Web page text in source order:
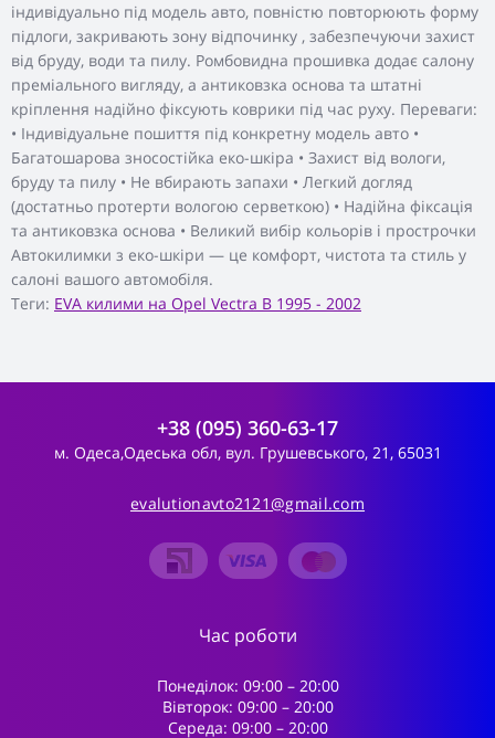
індивідуально під модель авто, повністю повторюють форму
підлоги, закривають зону відпочинку , забезпечуючи захист
від бруду, води та пилу. Ромбовидна прошивка додає салону
преміального вигляду, а антиковзка основа та штатні
кріплення надійно фіксують коврики під час руху. Переваги:
• Індивідуальне пошиття під конкретну модель авто •
Багатошарова зносостійка еко-шкіра • Захист від вологи,
бруду та пилу • Не вбирають запахи • Легкий догляд
(достатньо протерти вологою серветкою) • Надійна фіксація
та антиковзка основа • Великий вибір кольорів і прострочки
Автокилимки з еко-шкіри — це комфорт, чистота та стиль у
салоні вашого автомобіля.
Теги: EVA килими на Opel Vectra B 1995 - 2002
+38 (095) 360-63-17
м. Одеса,Одеська обл, вул. Грушевського, 21, 65031
evalutionavto2121@gmail.com
Час роботи
Понеділок: 09:00 – 20:00
Вівторок: 09:00 – 20:00
Середа: 09:00 – 20:00